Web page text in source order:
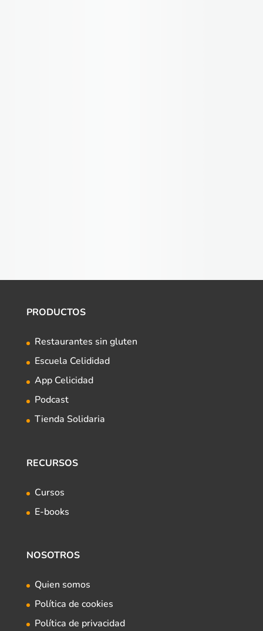
PRODUCTOS
Restaurantes sin gluten
Escuela Celididad
App Celicidad
Podcast
Tienda Solidaria
RECURSOS
Cursos
E-books
NOSOTROS
Quien somos
Política de cookies
Política de privacidad